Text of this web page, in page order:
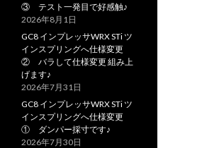
③ テスト一発目で好感触♪
2026年8月1日
GC8 インプレッサWRX STi ツ
インスプリングへ仕様変更
② バラして仕様変更 組み上
げます♪
2026年7月31日
GC8 インプレッサWRX STi ツ
インスプリングへ仕様変更
① ダンパー採寸です♪
2026年7月30日